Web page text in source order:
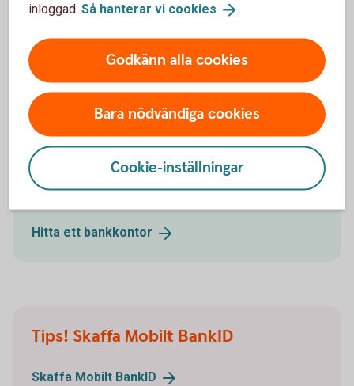
Hjälp att flytta tjänstepension
Vill du samla din pension hos oss och få en bättre
överblick? Vi kan inte flytta din tjänstepension åt dig,
men hjälper gärna till med det. Välkommen att
kontakta oss på telefon eller besöka ett bankkontor.
Ring 0771-23 00 23 så hjälper vi dig flytta
tjänstepensionen
Hitta ett bankkontor
Tips! Skaffa Mobilt BankID
Skaffa Mobilt BankID
inloggad. Så hanterar vi cookies .
Godkänn alla cookies
Bara nödvändiga cookies
Cookie-inställningar